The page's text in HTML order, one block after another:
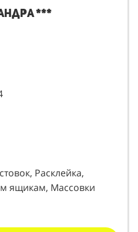
***
Расклейка,
ящикам, Массовки